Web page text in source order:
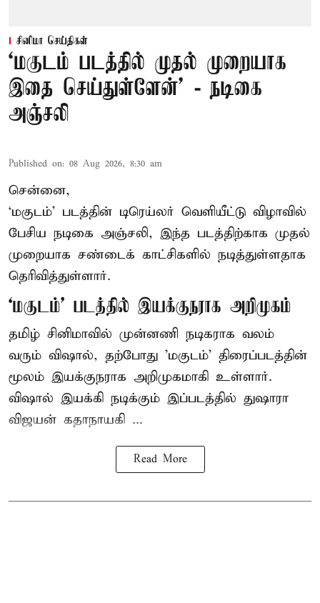
சினிமா செய்திகள்
‘மகுடம் படத்தில் முதல் முறையாக
இதை செய்துள்ளேன்’ - நடிகை
அஞ்சலி
Published on: 08 Aug 2026, 8:30 am
சென்னை,
‘மகுடம்’ படத்தின் டிரெய்லர் வெளியீட்டு விழாவில்
பேசிய நடிகை அஞ்சலி, இந்த படத்திற்காக முதல்
முறையாக சண்டைக் காட்சிகளில் நடித்துள்ளதாக
தெரிவித்துள்ளார்.
‘மகுடம்’ படத்தில் இயக்குநராக அறிமுகம்
தமிழ் சினிமாவில் முன்னணி நடிகராக வலம்
வரும் விஷால், தற்போது 'மகுடம்' திரைப்படத்தின்
மூலம் இயக்குநராக அறிமுகமாகி உள்ளார்.
விஷால் இயக்கி நடிக்கும் இப்படத்தில் துஷாரா
விஜயன் கதாநாயகி ...
Read More